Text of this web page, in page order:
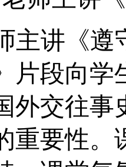
主讲《遵
片段向
外交往事
重要性。